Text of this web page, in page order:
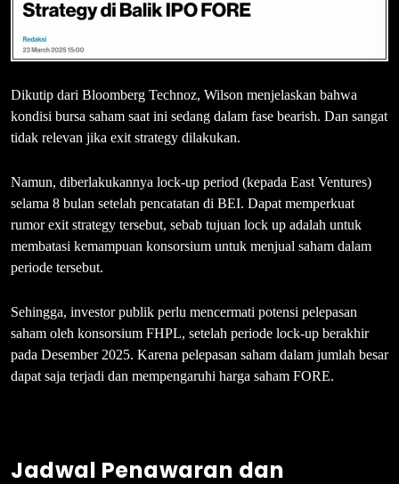
Dikutip dari Bloomberg Technoz, Wilson menjelaskan bahwa
kondisi bursa saham saat ini sedang dalam fase bearish. Dan sangat
tidak relevan jika exit strategy dilakukan.
Namun, diberlakukannya lock-up period (kepada East Ventures)
selama 8 bulan setelah pencatatan di BEI. Dapat memperkuat
rumor exit strategy tersebut, sebab tujuan lock up adalah untuk
membatasi kemampuan konsorsium untuk menjual saham dalam
periode tersebut.
Sehingga, investor publik perlu mencermati potensi pelepasan
saham oleh konsorsium FHPL, setelah periode lock-up berakhir
pada Desember 2025. Karena pelepasan saham dalam jumlah besar
dapat saja terjadi dan mempengaruhi harga saham FORE.
Jadwal Penawaran dan